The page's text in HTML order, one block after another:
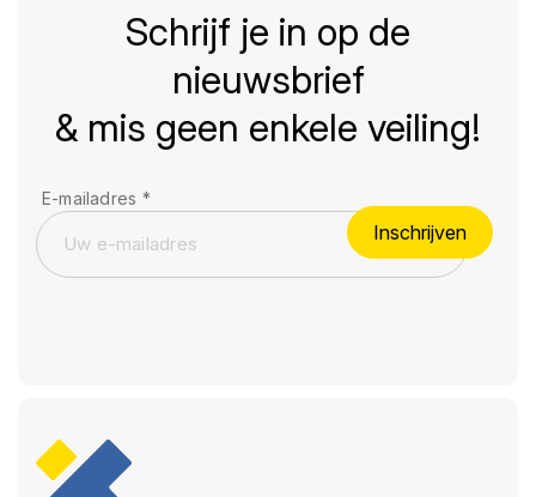
Schrijf je in op de
nieuwsbrief
& mis geen enkele veiling!
E-mailadres *
Inschrijven